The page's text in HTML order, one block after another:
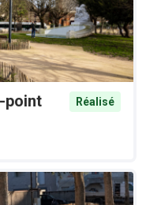
point
Réalisé